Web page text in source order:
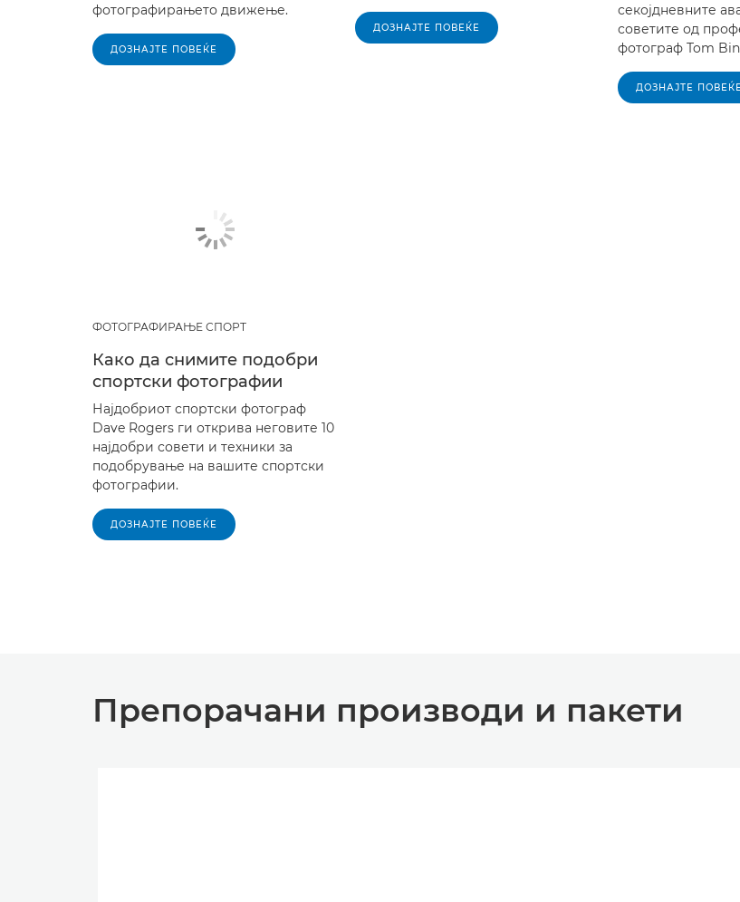
фотографирањето движење.
ДОЗНАЈТЕ ПОВЕЌЕ
ДОЗНАЈТЕ ПОВЕЌЕ
секојдневните
советите од
фотограф Tom
ДОЗНАЈТЕ ПОВЕЌЕ
ФОТОГРАФИРАЊЕ СПОРТ
Како да снимите подобри
спортски фотографии
Најдобриот спортски фотограф
Dave Rogers ги открива неговите 10
најдобри совети и техники за
подобрување на вашите спортски
фотографии.
ДОЗНАЈТЕ ПОВЕЌЕ
Препорачани производи и пакети